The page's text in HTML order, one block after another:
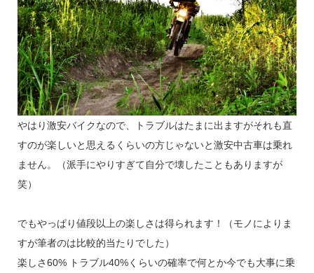
やはり激安バイクなので、トラブルはたまに出ますがそれも直
すのが楽しいと思えるくらいの方じゃないと激安中古車は乗れ
ません。（派手にやりすぎて自分で壊したこともありますが
笑）
でもやっぱり値段以上の楽しさは得られます！（モノによりま
すが筆者のは比較的当たりでした）
楽しさ60% トラブル40%くらいの確率で何とか今でも大事に乗